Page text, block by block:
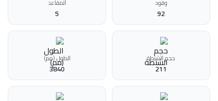
وقود
92
المقاعد
5
حجم الشنطة
211
الطول (مم)
3840